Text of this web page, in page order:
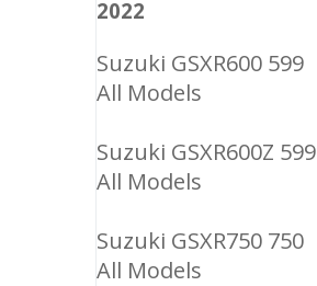
2022
Suzuki GSXR600 599
All Models
Suzuki GSXR600Z 599
All Models
Suzuki GSXR750 750
All Models